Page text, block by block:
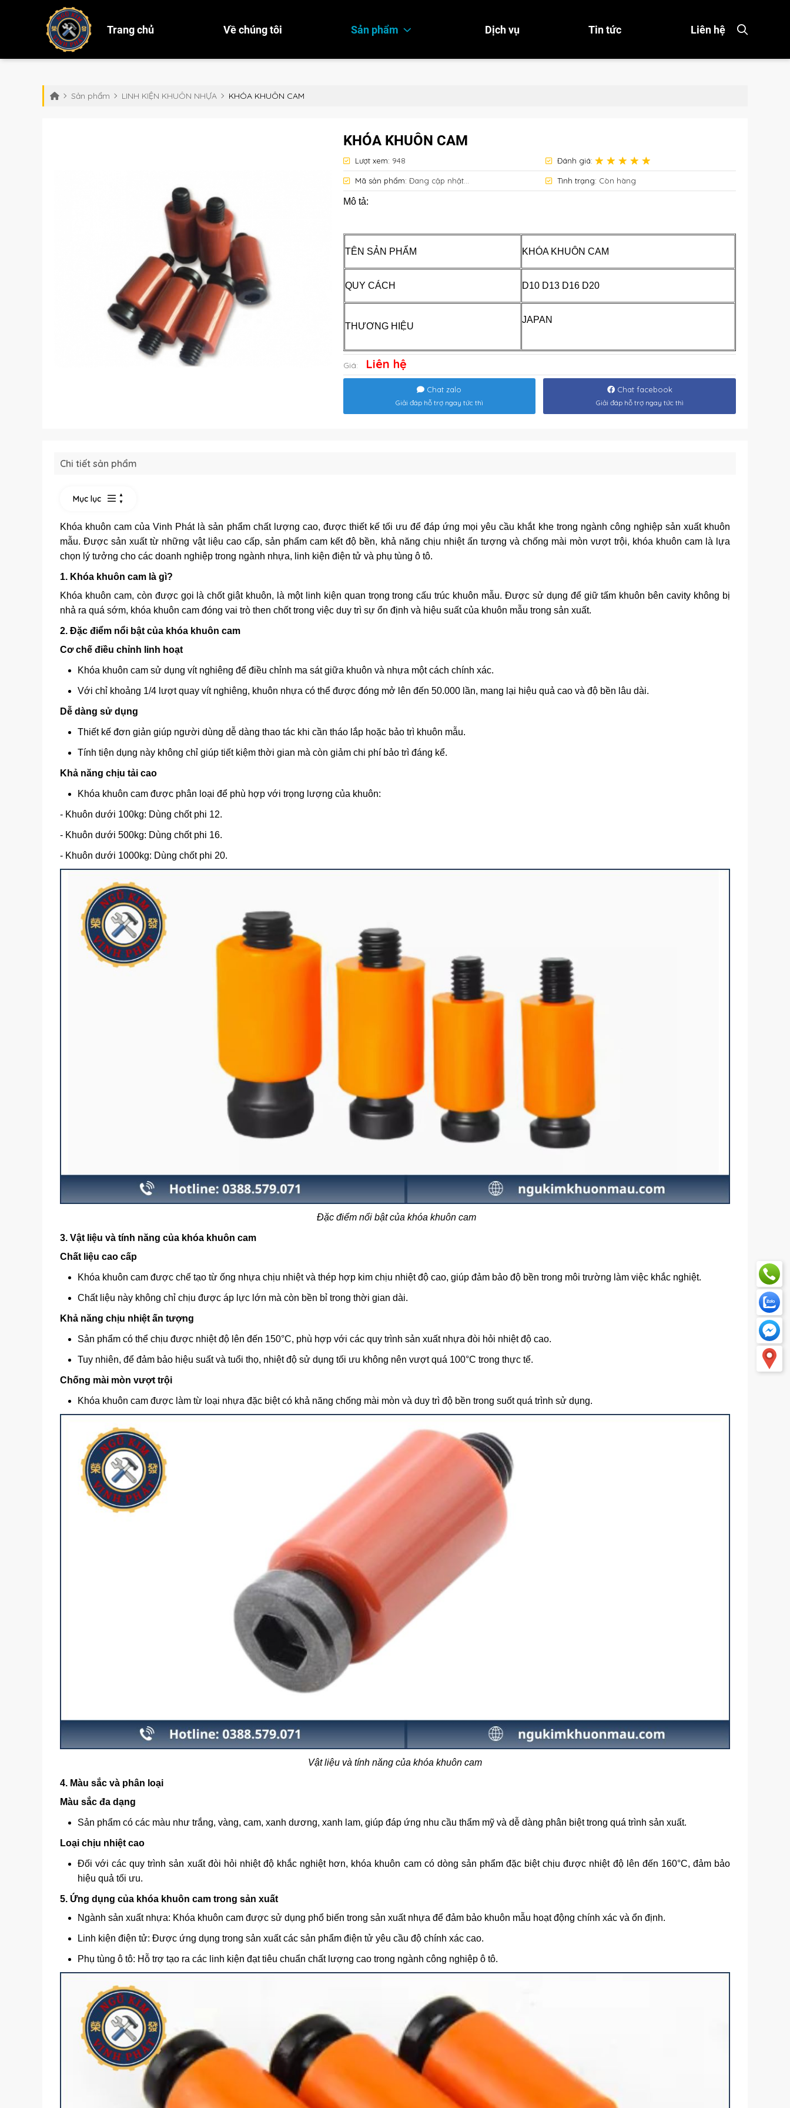
Trang chủ Về chúng tôi Sản phẩm Dịch vụ Tin tức Liên hệ
Sản phẩm LINH KIỆN KHUÔN NHỰA KHÓA KHUÔN CAM
KHÓA KHUÔN CAM
Lượt xem: 948 Đánh giá:
Mã sản phẩm: Đang cập nhật... Tình trạng: Còn hàng
Mô tả:
TÊN SẢN PHẨM KHÓA KHUÔN CAM
QUY CÁCH D10 D13 D16 D20
THƯƠNG HIỆU
JAPAN
Giá: Liên hệ
Chat zalo
Giải đáp hỗ trợ ngay tức thì
Chat facebook
Giải đáp hỗ trợ ngay tức thì
Chi tiết sản phẩm
Mục lục
Khóa khuôn cam của Vinh Phát là sản phẩm chất lượng cao, được thiết kế tối ưu để đáp ứng mọi yêu cầu khắt khe trong ngành công nghiệp sản xuất khuôn
mẫu. Được sản xuất từ những vật liệu cao cấp, sản phẩm cam kết độ bền, khả năng chịu nhiệt ấn tượng và chống mài mòn vượt trội, khóa khuôn cam là lựa
chọn lý tưởng cho các doanh nghiệp trong ngành nhựa, linh kiện điện tử và phụ tùng ô tô.
1. Khóa khuôn cam là gì?
Khóa khuôn cam, còn được gọi là chốt giật khuôn, là một linh kiện quan trọng trong cấu trúc khuôn mẫu. Được sử dụng để giữ tấm khuôn bên cavity không bị
nhả ra quá sớm, khóa khuôn cam đóng vai trò then chốt trong việc duy trì sự ổn định và hiệu suất của khuôn mẫu trong sản xuất.
2. Đặc điểm nổi bật của khóa khuôn cam
Cơ chế điều chỉnh linh hoạt
Khóa khuôn cam sử dụng vít nghiêng để điều chỉnh ma sát giữa khuôn và nhựa một cách chính xác.
Với chỉ khoảng 1/4 lượt quay vít nghiêng, khuôn nhựa có thể được đóng mở lên đến 50.000 lần, mang lại hiệu quả cao và độ bền lâu dài.
Dễ dàng sử dụng
Thiết kế đơn giản giúp người dùng dễ dàng thao tác khi cần tháo lắp hoặc bảo trì khuôn mẫu.
Tính tiện dụng này không chỉ giúp tiết kiệm thời gian mà còn giảm chi phí bảo trì đáng kể.
Khả năng chịu tải cao
Khóa khuôn cam được phân loại để phù hợp với trọng lượng của khuôn:
- Khuôn dưới 100kg: Dùng chốt phi 12.
- Khuôn dưới 500kg: Dùng chốt phi 16.
- Khuôn dưới 1000kg: Dùng chốt phi 20.
Đặc điểm nổi bật của khóa khuôn cam
3. Vật liệu và tính năng của khóa khuôn cam
Chất liệu cao cấp
Khóa khuôn cam được chế tạo từ ống nhựa chịu nhiệt và thép hợp kim chịu nhiệt độ cao, giúp đảm bảo độ bền trong môi trường làm việc khắc nghiệt.
Chất liệu này không chỉ chịu được áp lực lớn mà còn bền bỉ trong thời gian dài.
Khả năng chịu nhiệt ấn tượng
Sản phẩm có thể chịu được nhiệt độ lên đến 150°C, phù hợp với các quy trình sản xuất nhựa đòi hỏi nhiệt độ cao.
Tuy nhiên, để đảm bảo hiệu suất và tuổi thọ, nhiệt độ sử dụng tối ưu không nên vượt quá 100°C trong thực tế.
Chống mài mòn vượt trội
Khóa khuôn cam được làm từ loại nhựa đặc biệt có khả năng chống mài mòn và duy trì độ bền trong suốt quá trình sử dụng.
Vật liệu và tính năng của khóa khuôn cam
4. Màu sắc và phân loại
Màu sắc đa dạng
Sản phẩm có các màu như trắng, vàng, cam, xanh dương, xanh lam, giúp đáp ứng nhu cầu thẩm mỹ và dễ dàng phân biệt trong quá trình sản xuất.
Loại chịu nhiệt cao
Đối với các quy trình sản xuất đòi hỏi nhiệt độ khắc nghiệt hơn, khóa khuôn cam có dòng sản phẩm đặc biệt chịu được nhiệt độ lên đến 160°C, đảm bảo
hiệu quả tối ưu.
5. Ứng dụng của khóa khuôn cam trong sản xuất
Ngành sản xuất nhựa: Khóa khuôn cam được sử dụng phổ biến trong sản xuất nhựa để đảm bảo khuôn mẫu hoạt động chính xác và ổn định.
Linh kiện điện tử: Được ứng dụng trong sản xuất các sản phẩm điện tử yêu cầu độ chính xác cao.
Phụ tùng ô tô: Hỗ trợ tạo ra các linh kiện đạt tiêu chuẩn chất lượng cao trong ngành công nghiệp ô tô.